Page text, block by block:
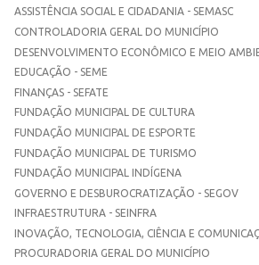
ASSISTÊNCIA SOCIAL E CIDADANIA - SEMASC
CONTROLADORIA GERAL DO MUNICÍPIO
DESENVOLVIMENTO ECONÔMICO E MEIO
EDUCAÇÃO - SEME
FINANÇAS - SEFATE
FUNDAÇÃO MUNICIPAL DE CULTURA
FUNDAÇÃO MUNICIPAL DE ESPORTE
FUNDAÇÃO MUNICIPAL DE TURISMO
FUNDAÇÃO MUNICIPAL INDÍGENA
GOVERNO E DESBUROCRATIZAÇÃO - SEGOV
INFRAESTRUTURA - SEINFRA
INOVAÇÃO, TECNOLOGIA, CIÊNCIA E
PROCURADORIA GERAL DO MUNICÍPIO